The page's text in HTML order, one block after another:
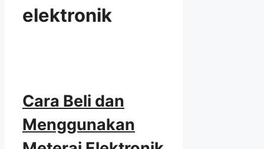
elektronik
Cara Beli dan
Menggunakan